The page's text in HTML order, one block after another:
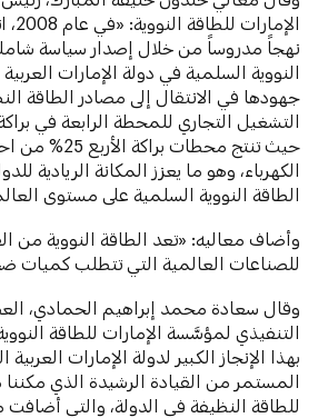
نهجاً مدروساً من خلال إصدار سياسة
النووية السلمية في دولة الإمارات
جهودها في الانتقال إلى مصادر الطاقة
التشغيل التجاري للمحطة الرابعة في
حيث تنتج محطات
الكهرباء، وهو ما يعزز المكانة الريادية
الطاقة النووية السلمية على مستوى
وأضاف معاليه: «تعد الطاقة النووية من
للصناعات العالمية التي تتطلب كميات
وقال سعادة محمد إبراهيم الحمادي،
التنفيذي لمؤسَّسة الإمارات للطاقة
بهذا الإنجاز الكبير لدولة الإمارات
المستمر من القيادة الرشيدة الذي
للطاقة النظيفة في الدولة، والتي